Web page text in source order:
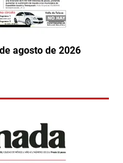
agosto de 2026